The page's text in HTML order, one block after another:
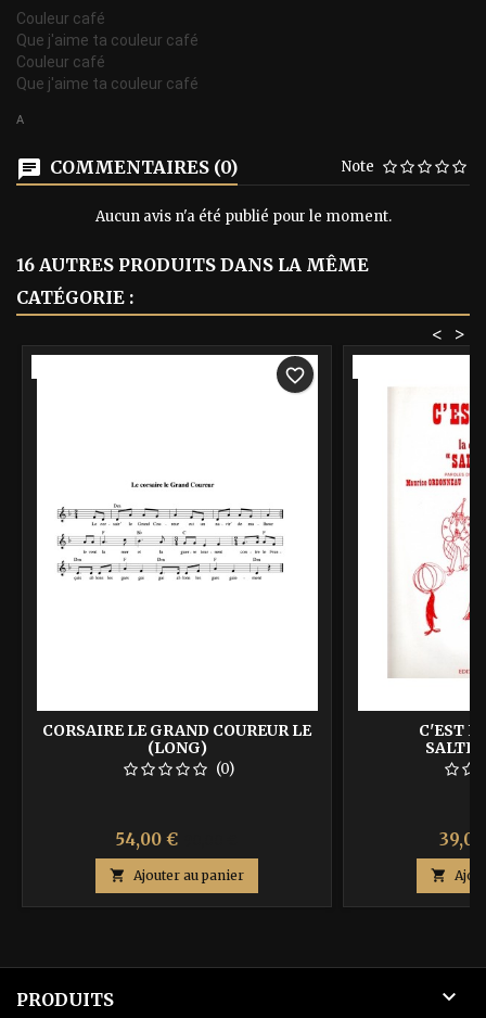
Couleur café
Que j'aime ta couleur café
Couleur café
Que j'aime ta couleur café
A
COMMENTAIRES (0) Note
Aucun avis n'a été publié pour le moment.
16 AUTRES PRODUITS DANS LA MÊME
CATÉGORIE :
>
<
CORSAIRE LE GRAND COUREUR LE
(LONG)
(0)
Prix
54,00 €
base
 Ajouter au panier
favorite_border
C'EST
Prix

PRODUITS 